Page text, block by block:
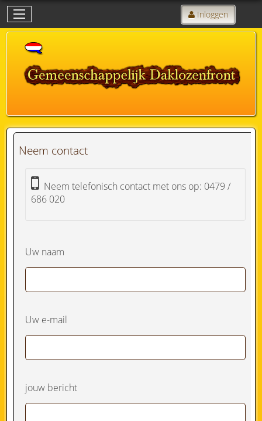
Inloggen
Neem contact
Neem telefonisch contact met ons op: 0479 /
686 020
Uw naam
Uw e-mail
jouw bericht